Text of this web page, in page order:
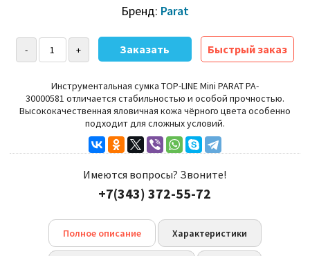
Бренд: Parat
Быстрый заказ
Инструментальная сумка TOP-LINE Mini PARAT PA-
30000581 отличается стабильностью и особой прочностью.
Высококачественная яловичная кожа чёрного цвета особенно
подходит для сложных условий.
Имеются вопросы? Звоните!
+7(343) 372-55-72
Полное описание Характеристики